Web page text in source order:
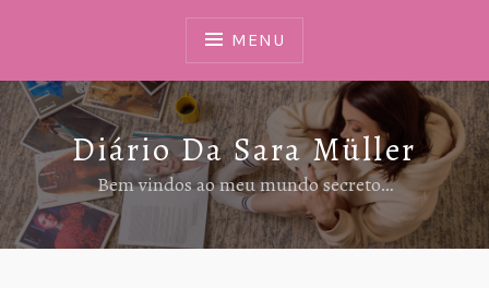
MENU
Diário Da Sara Müller
Bem vindos ao meu mundo secreto…